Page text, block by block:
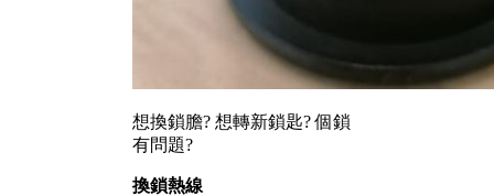
想換鎖膽? 想轉新鎖匙? 個鎖
有問題?
換鎖熱線